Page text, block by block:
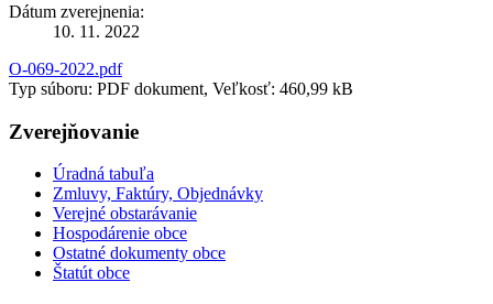
Dátum zverejnenia:
10. 11. 2022
O-069-2022.pdf
Typ súboru: PDF dokument, Veľkosť: 460,99 kB
Zverejňovanie
Úradná tabuľa
Zmluvy, Faktúry, Objednávky
Verejné obstarávanie
Hospodárenie obce
Ostatné dokumenty obce
Štatút obce